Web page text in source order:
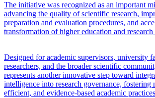
The initiative was recognized as an important
advancing the quality of scientific research,
preparation and evaluation procedures, and
transformation of higher education and research
Designed for academic supervisors, university
researchers, and the broader scientific
represents another innovative step toward
intelligence into research governance, fostering
efficient, and evidence-based academic